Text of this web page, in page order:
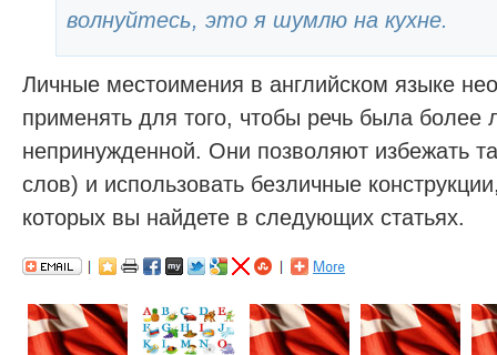
волнуйтесь, это я шумлю на кухне.
Личные местоимения в английском языке
применять для того, чтобы речь была более
непринужденной. Они позволяют избежать
слов) и использовать безличные
которых вы найдете в следующих статьях.